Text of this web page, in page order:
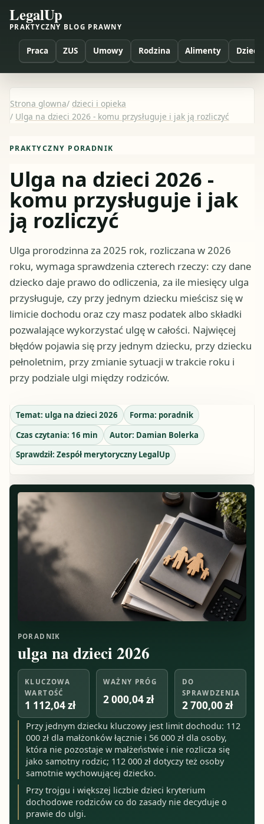
LegalUp
PRAKTYCZNY BLOG PRAWNY
Praca ZUS Umowy Rodzina Alimenty Dzieci
Strona glowna/ dzieci i opieka
/ Ulga na dzieci 2026 - komu przysługuje i jak ją rozliczyć
PRAKTYCZNY PORADNIK
Ulga na dzieci 2026 -
komu przysługuje i jak
ją rozliczyć
Ulga prorodzinna za 2025 rok, rozliczana w 2026
roku, wymaga sprawdzenia czterech rzeczy: czy dane
dziecko daje prawo do odliczenia, za ile miesięcy ulga
przysługuje, czy przy jednym dziecku mieścisz się w
limicie dochodu oraz czy masz podatek albo składki
pozwalające wykorzystać ulgę w całości. Najwięcej
błędów pojawia się przy jednym dziecku, przy dziecku
pełnoletnim, przy zmianie sytuacji w trakcie roku i
przy podziale ulgi między rodziców.
Temat: ulga na dzieci 2026 Forma: poradnik
Czas czytania: 16 min Autor: Damian Bolerka
Sprawdził: Zespół merytoryczny LegalUp
PORADNIK
ulga na dzieci 2026
KLUCZOWA
WARTOŚĆ
1 112,04 zł
WAŻNY PRÓG
2 000,04 zł
DO
SPRAWDZENIA
2 700,00 zł
Przy jednym dziecku kluczowy jest limit dochodu: 112
000 zł dla małżonków łącznie i 56 000 zł dla osoby,
która nie pozostaje w małżeństwie i nie rozlicza się
jako samotny rodzic; 112 000 zł dotyczy też osoby
samotnie wychowującej dziecko.
Przy trojgu i większej liczbie dzieci kryterium
dochodowe rodziców co do zasady nie decyduje o
prawie do ulgi.